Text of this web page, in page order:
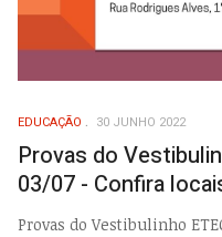
EDUCAÇÃO 30 JUNHO 2022
Provas do
03/07 - Confira
Provas do Vestibulinho